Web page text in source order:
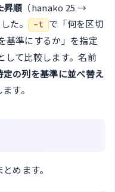
昇順 （hanako 25 →
た。 -t
で「何を区切
基準にするか」を指定
して比較します。名前
定の列を基準に並べ替え
す。
めます。